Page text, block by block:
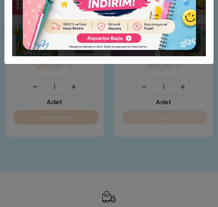
ÜLKÜ DUVAR TAKVİMİ 2026 /
ÜLKÜ TAKVİMCİLİK
299,00 TL
Adet
Sepete Ekle
SINIR VAR SİNİR YOK -
AKADEMİSYEN ANNE - SANİYE
BENCİK KANGAL
250,00 TL
Adet